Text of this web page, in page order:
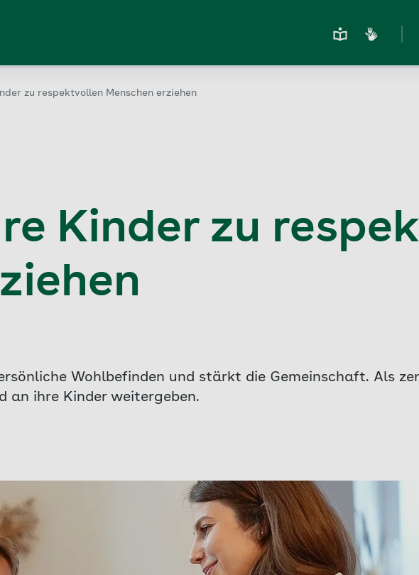
zu respektvollen Menschen erziehen
Kinder zu
Wohlbefinden und stärkt die Gemeinschaft. Als
an ihre Kinder weitergeben.